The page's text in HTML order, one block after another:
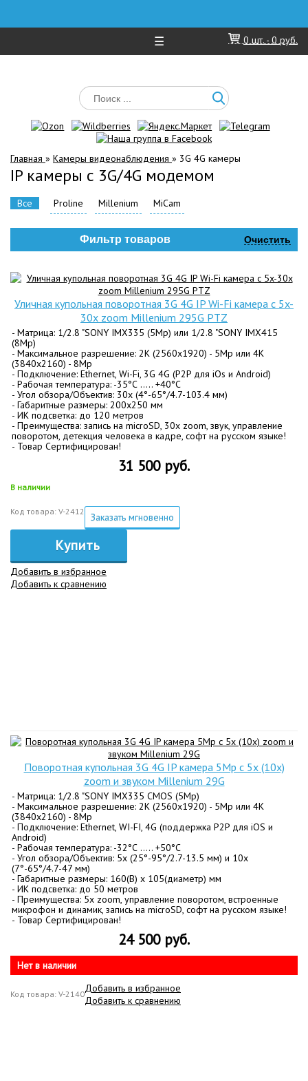
☰ 0 шт. - 0 руб.
Главная » Камеры видеонаблюдения » 3G 4G камеры
IP камеры с 3G/4G модемом
Все Proline Millenium MiCam
Фильтр товаров Очистить
Уличная купольная поворотная 3G 4G IP Wi-Fi камера c 5x-
30х zoom Millenium 295G PTZ
- Матрица: 1/2.8 "SONY IMX335 (5Mp) или 1/2.8 "SONY IMX415
(8Mp)
- Максимальное разрешение: 2K (2560x1920) - 5Mp или 4K
(3840x2160) - 8Mp
- Подключение: Ethernet, Wi-Fi, 3G 4G (P2P для iOs и Android)
- Рабочая температура: -35°С ….. +40°С
- Угол обзора/Объектив: 30x (4°-65°/4.7-103.4 мм)
- Габаритные размеры: 200х250 мм
- ИК подсветка: до 120 метров
- Преимущества: запись на microSD, 30x zoom, звук, управление
поворотом, детекция человека в кадре, софт на русском языке!
- Товар Сертифицирован!
31 500 руб.
В наличии
Код товара: V-2412 Заказать мгновенно
Купить
Добавить в избранное
Добавить к сравнению
Поворотная купольная 3G 4G IP камера 5Mp с 5x (10x)
zoom и звуком Millenium 29G
- Матрица: 1/2.8 "SONY IMX335 CMOS (5Mp)
- Максимальное разрешение: 2K (2560x1920) - 5Mp или 4K
(3840x2160) - 8Mp
- Подключение: Ethernet, WI-FI, 4G (поддержка P2P для iOS и
Android)
- Рабочая температура: -32°С ….. +50°С
- Угол обзора/Объектив: 5x (25°-95°/2.7-13.5 мм) и 10x
(7°-65°/4.7-47 мм)
- Габаритные размеры: 160(В) х 105(диаметр) мм
- ИК подсветка: до 50 метров
- Преимущества: 5x zoom, управление поворотом, встроенные
микрофон и динамик, запись на microSD, софт на русском языке!
- Товар Сертифицирован!
24 500 руб.
Нет в наличии
Код товара: V-2140Добавить в избранное
Добавить к сравнению